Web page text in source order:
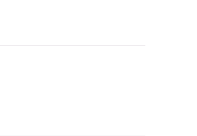
第四輪國别人權審議報告。中國常